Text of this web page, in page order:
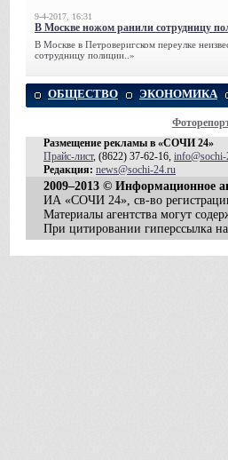
9-4-2017, 16:31
В Москве ножом ранили сотрудницу
В Москве в Петроверигском переулке
сотрудницу полиции..»
ОБЩЕСТВО ЭКОНОМИКА
Размещение рекламы в «СОЧИ 24»
Прайс-лист, (8622) 37-62-16,
Редакция: news@sochi-24.ru
2009–2013 © Информационное
ИА «СОЧИ 24», св-во
Материалы агентства могут
При цитировании гиперссылка